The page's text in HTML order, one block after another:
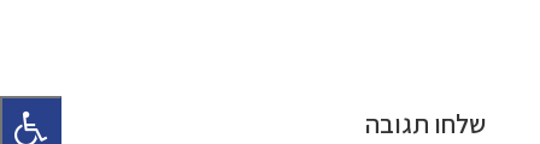
שלחו תגובה